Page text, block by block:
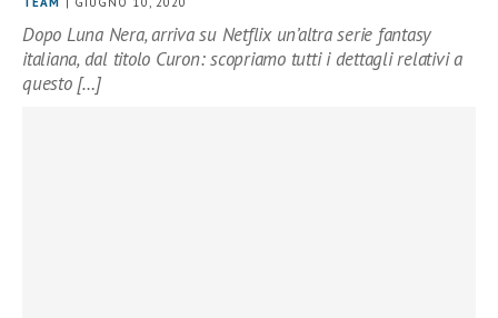
Dopo Luna Nera, arriva su Netflix un’altra serie fantasy
italiana, dal titolo Curon: scopriamo tutti i dettagli relativi a
questo […]